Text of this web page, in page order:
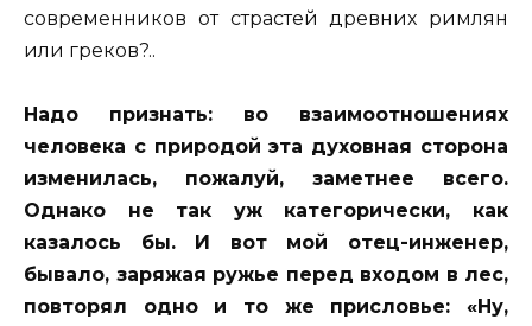
современников от страстей древних римлян
или греков?..
Надо признать: во взаимоотношениях
человека с природой эта духовная сторона
изменилась, пожалуй, заметнее всего.
Однако не так уж категорически, как
казалось бы. И вот мой отец-инженер,
бывало, заряжая ружье перед входом в лес,
повторял одно и то же присловье: «Ну,